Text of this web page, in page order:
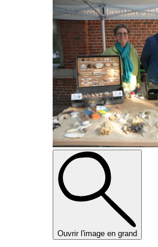
Ouvrir l'image en grand